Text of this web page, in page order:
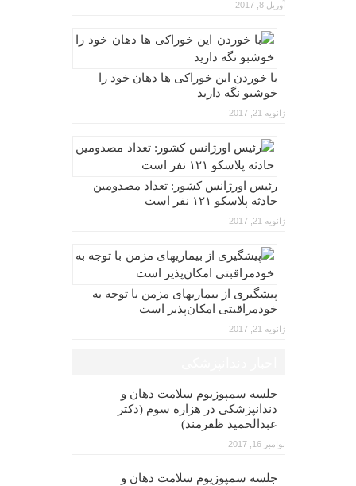
آوریل 8, 2017
با خوردن این خوراکی ها دهان خود را
خوشبو نگه دارید
ژانویه 21, 2017
رئیس اورژانس کشور: تعداد مصدومین
حادثه پلاسکو ۱۲۱ نفر است
ژانویه 21, 2017
پیشگیری از بیماریهای مزمن با توجه به
خودمراقبتی امکان‌پذیر است
ژانویه 21, 2017
جلسه سمپوزیوم سلامت دهان و
دندانپزشکی در هزاره سوم (دکتر
عبدالحمید ظفرمند)
نوامبر 16, 2017
جلسه سمپوزیوم سلامت دهان و